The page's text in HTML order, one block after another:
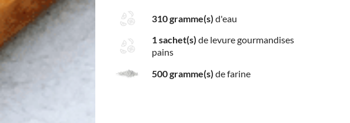
310 gramme(s) d'eau
1 sachet(s) de levure gourmandises
pains
500 gramme(s) de farine